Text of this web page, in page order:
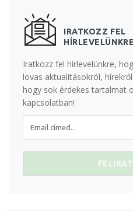
IRATKOZZ FEL
HÍRLEVELÜNKRE
Iratkozz fel hírlevelünkre,
lovas aktualitásokról,
hogy sok érdekes tartalmat
kapcsolatban!